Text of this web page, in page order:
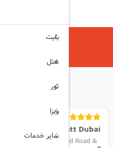
هیلداسیر
Grand Hyatt Dubai
City, Near Sheikh Zayed Road &
بلیت
هتل
تور
ویزا
سایر خدمات